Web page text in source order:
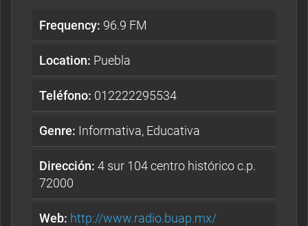
Frequency: 96.9 FM
Location: Puebla
Teléfono: 012222295534
Genre: Informativa, Educativa
Dirección: 4 sur 104 centro histórico c.p.
72000
Web: http://www.radio.buap.mx/